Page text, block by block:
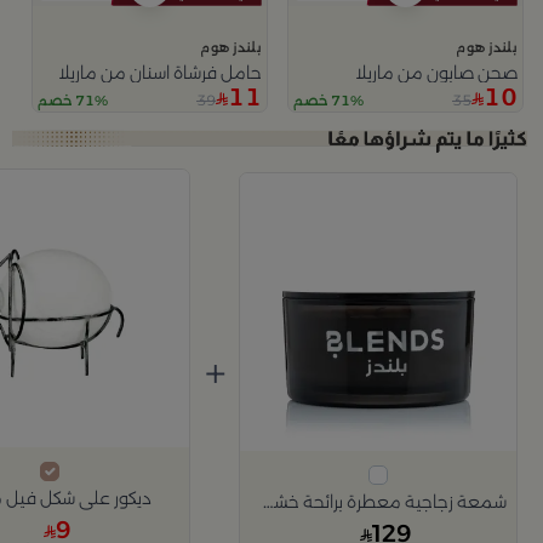
بلندز هوم
صحن صابون من ماريلا
10
35 71% خصم
بلندز هوم
حامل فرشاة اسنان من ماريلا
11
39 71% خصم
شمعة زجاجية معطرة برائحة خشب الأرز و الباتشولي باللون الأسود 700 غرام من تيلا
129
+
ديكور على شكل فيل
9